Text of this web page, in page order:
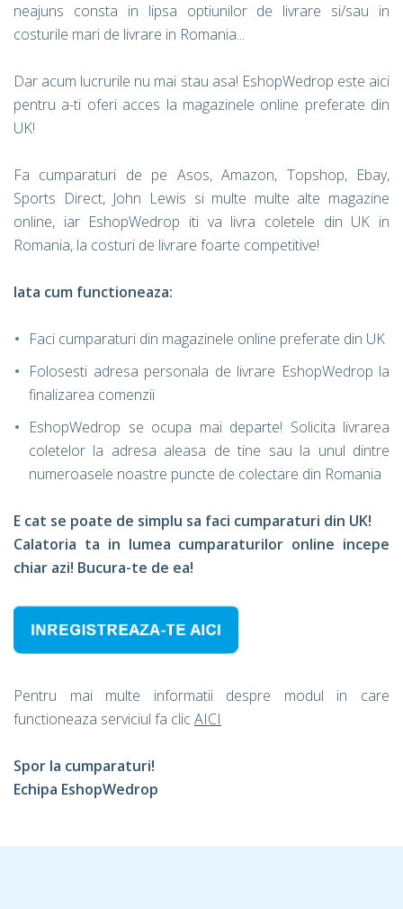
neajuns consta in lipsa optiunilor de livrare si/sau in
costurile mari de livrare in Romania...
Dar acum lucrurile nu mai stau asa! EshopWedrop este aici
pentru a-ti oferi acces la magazinele online preferate din
UK!
Fa cumparaturi de pe Asos, Amazon, Topshop, Ebay,
Sports Direct, John Lewis si multe multe alte magazine
online, iar EshopWedrop iti va livra coletele din UK in
Romania, la costuri de livrare foarte competitive!
Iata cum functioneaza:
Faci cumparaturi din magazinele online preferate din UK
Folosesti adresa personala de livrare EshopWedrop la
finalizarea comenzii
EshopWedrop se ocupa mai departe! Solicita livrarea
coletelor la adresa aleasa de tine sau la unul dintre
numeroasele noastre puncte de colectare din Romania
E cat se poate de simplu sa faci cumparaturi din UK!
Calatoria ta in lumea cumparaturilor online incepe
chiar azi! Bucura-te de ea!
Pentru mai multe informatii despre modul in care
functioneaza serviciul fa clicAICI
Spor la cumparaturi!
Echipa EshopWedrop